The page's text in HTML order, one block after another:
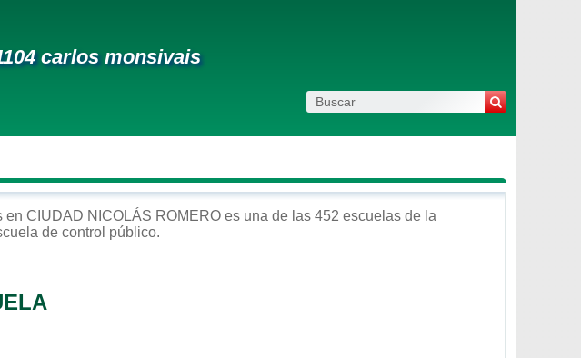
carlos monsivais
en CIUDAD NICOLÁS ROMERO es una de las 452 escuelas de la
de control público.